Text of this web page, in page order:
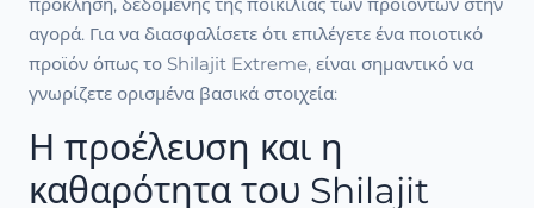
αγορά. Για να διασφαλίσετε ότι επιλέγετε ένα ποιοτικό
προϊόν όπως το Shilajit Extreme, είναι σημαντικό να
γνωρίζετε ορισμένα βασικά στοιχεία:
Η προέλευση και η
καθαρότητα του Shilajit